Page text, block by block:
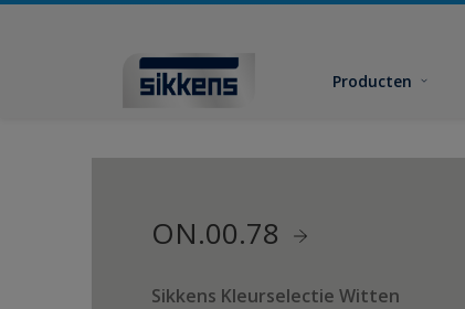
Producten
ON.00.78
Sikkens Kleurselectie Witten